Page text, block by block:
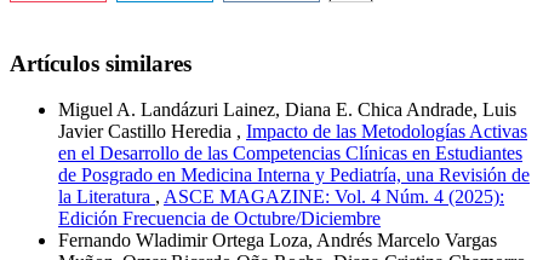
Artículos similares
Miguel A. Landázuri Lainez, Diana E. Chica Andrade, Luis
Javier Castillo Heredia , Impacto de las Metodologías Activas
en el Desarrollo de las Competencias Clínicas en Estudiantes
de Posgrado en Medicina Interna y Pediatría, una Revisión de
la Literatura , ASCE MAGAZINE: Vol. 4 Núm. 4 (2025):
Edición Frecuencia de Octubre/Diciembre
Fernando Wladimir Ortega Loza, Andrés Marcelo Vargas